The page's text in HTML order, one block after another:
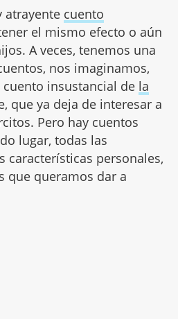
atrayente cuento
el mismo efecto o aún
A veces, tenemos una
nos imaginamos,
insustancial de la
que ya deja de interesar a
Pero hay cuentos
lugar, todas las
características personales,
que queramos dar a